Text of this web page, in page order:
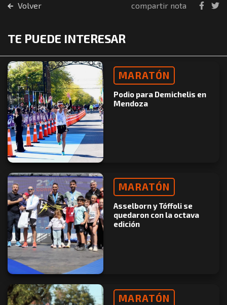
Volver compartir nota
TE PUEDE INTERESAR
MARATÓN
Podio para Demichelis en
Mendoza
MARATÓN
Asselborn y Tóffoli se
quedaron con la octava
edición
MARATÓN